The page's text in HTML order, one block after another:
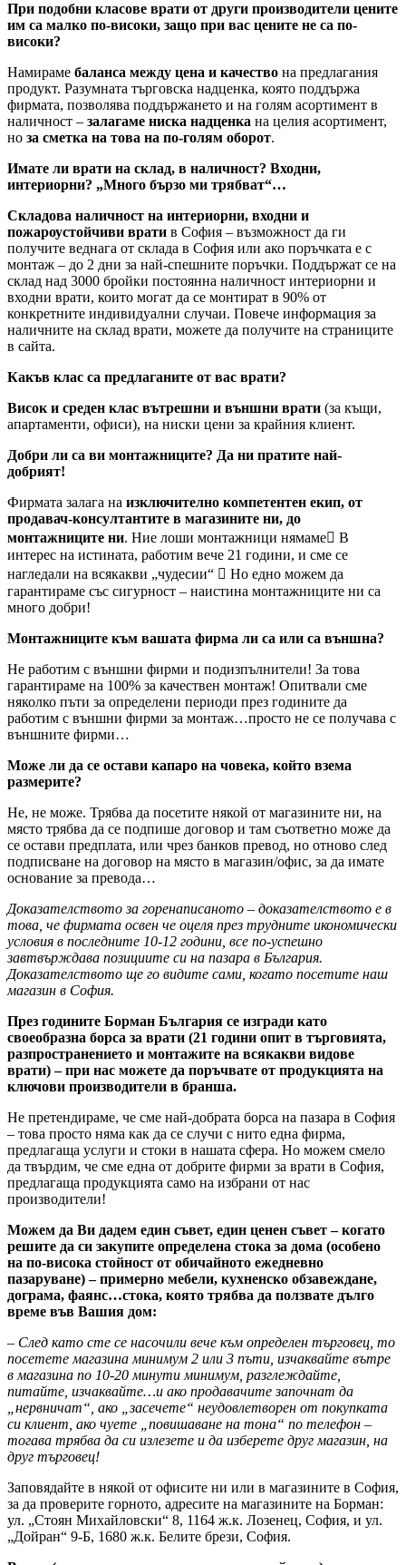
При подобни класове врати от други производители цените
им са малко по-високи, защо при вас цените не са по-
високи?
Намираме баланса между цена и качество на предлагания
продукт. Разумната търговска надценка, която поддържа
фирмата, позволява поддържането и на голям асортимент в
наличност – залагаме ниска надценка на целия асортимент,
но за сметка на това на по-голям оборот.
Имате ли врати на склад, в наличност? Входни,
интериорни? „Много бързо ми трябват“…
Складова наличност на интериорни, входни и
пожароустойчиви врати в София – възможност да ги
получите веднага от склада в София или ако поръчката е с
монтаж – до 2 дни за най-спешните поръчки. Поддържат се на
склад над 3000 бройки постоянна наличност интериорни и
входни врати, които могат да се монтират в 90% от
конкретните индивидуални случаи. Повече информация за
наличните на склад врати, можете да получите на страниците
в сайта.
Какъв клас са предлаганите от вас врати?
Висок и среден клас вътрешни и външни врати (за къщи,
апартаменти, офиси), на ниски цени за крайния клиент.
Добри ли са ви монтажниците? Да ни пратите най-
добрият!
Фирмата залага на изключително компетентен екип, от
продавач-консултантите в магазините ни, до
монтажниците ни. Ние лоши монтажници нямаме В
интерес на истината, работим вече 21 години, и сме се
нагледали на всякакви „чудесии“  Но едно можем да
гарантираме със сигурност – наистина монтажниците ни са
много добри!
Монтажниците към вашата фирма ли са или са външна?
Не работим с външни фирми и подизпълнители! За това
гарантираме на 100% за качествен монтаж! Опитвали сме
няколко пъти за определени периоди през годините да
работим с външни фирми за монтаж…просто не се получава с
външните фирми…
Може ли да се остави капаро на човека, който взема
размерите?
Не, не може. Трябва да посетите някой от магазините ни, на
място трябва да се подпише договор и там съответно може да
се остави предплата, или чрез банков превод, но отново след
подписване на договор на място в магазин/офис, за да имате
основание за превода…
Доказателството за горенаписаното – доказателството е в
това, че фирмата освен че оцеля през трудните икономически
условия в последните 10-12 години, все по-успешно
завтвърждава позициите си на пазара в България.
Доказателството ще го видите сами, когато посетите наш
магазин в София.
През годините Борман България се изгради като
своеобразна борса за врати (21 години опит в търговията,
разпространението и монтажите на всякакви видове
врати) – при нас можете да поръчвате от продукцията на
ключови производители в бранша.
Не претендираме, че сме най-добрата борса на пазара в София
– това просто няма как да се случи с нито една фирма,
предлагаща услуги и стоки в нашата сфера. Но можем смело
да твърдим, че сме една от добрите фирми за врати в София,
предлагаща продукцията само на избрани от нас
производители!
Можем да Ви дадем един съвет, един ценен съвет – когато
решите да си закупите определена стока за дома (особено
на по-висока стойност от обичайното ежедневно
пазаруване) – примерно мебели, кухненско обзавеждане,
дограма, фаянс…стока, която трябва да ползвате дълго
време във Вашия дом:
– След като сте се насочили вече към определен търговец, то
посетете магазина минимум 2 или 3 пъти, изчаквайте вътре
в магазина по 10-20 минути минимум, разглеждайте,
питайте, изчаквайте…и ако продавачите започнат да
„нервничат“, ако „засечете“ неудовлетворен от покупката
си клиент, ако чуете „повишаване на тона“ по телефон –
тогава трябва да си излезете и да изберете друг магазин, на
друг търговец!
Заповядайте в някой от офисите ни или в магазините в София,
за да проверите горното, адресите на магазините на Борман:
ул. „Стоян Михайловски“ 8, 1164 ж.к. Лозенец, София, и ул.
„Дойран“ 9-Б, 1680 ж.к. Белите брези, София.